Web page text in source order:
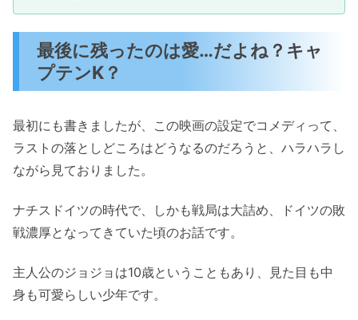
最後に残ったのは愛…だよね？キャ
プテンK？
最初にも書きましたが、この映画の設定でコメディって、
ラストの落としどころはどうなるのだろうと、ハラハラし
ながら見ておりました。
ナチスドイツの時代で、しかも戦局は大詰め、ドイツの敗
戦濃厚となってきていた頃のお話です。
主人公のジョジョは10歳ということもあり、見た目も中
身も可愛らしい少年です。